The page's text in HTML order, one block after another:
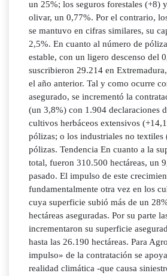
un 25%; los seguros forestales (+8)
olivar, un 0,77%. Por el contrario,
se mantuvo en cifras similares, su
2,5%. En cuanto al número de
estable, con un ligero descenso del
suscribieron 29.214 en
el año anterior. Tal y como ocurre
asegurado, se incrementó la
(un 3,8%) con 1.904 declaraciones
cultivos herbáceos extensivos
pólizas; o los industriales no textiles
pólizas. Tendencia En cuanto a la
total, fueron 310.500 hectáreas, un
pasado. El impulso de este
fundamentalmente otra vez en los
cuya superficie subió más de un
hectáreas aseguradas. Por su parte
incrementaron su superficie
hasta las 26.190 hectáreas. Para
impulso» de la contratación se
realidad climática -que causa